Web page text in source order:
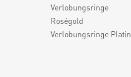
Verlobungsringe
Roségold
Verlobungsringe Platin